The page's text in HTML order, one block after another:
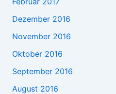
Dezember 2016
November 2016
Oktober 2016
September 2016
August 2016